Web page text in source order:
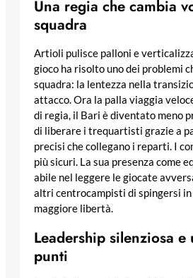
Una regia che cambia
squadra
Artioli pulisce palloni e
gioco ha risolto uno dei problemi
squadra: la lentezza nella
attacco. Ora la palla viaggia
di regia, il Bari è diventato meno
di liberare i trequartisti grazie a
precisi che collegano i reparti. I
più sicuri. La sua presenza come
abile nel leggere le giocate
altri centrocampisti di spingersi
maggiore libertà.
Leadership silenziosa
punti